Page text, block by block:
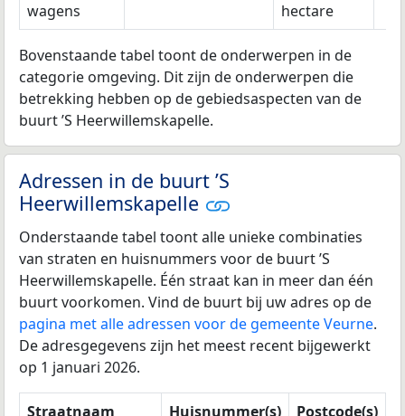
wagens
hectare
Bovenstaande tabel toont de onderwerpen in de
categorie omgeving. Dit zijn de onderwerpen die
betrekking hebben op de gebiedsaspecten van de
buurt ’S Heerwillemskapelle.
Adressen in de buurt ’S
Heerwillemskapelle
Onderstaande tabel toont alle unieke combinaties
van straten en huisnummers voor de buurt ’S
Heerwillemskapelle. Één straat kan in meer dan één
buurt voorkomen. Vind de buurt bij uw adres op de
pagina met alle adressen voor de gemeente Veurne.
De adresgegevens zijn het meest recent bijgewerkt
op 1 januari 2026.
Straatnaam Huisnummer(s)
Postcode(s)